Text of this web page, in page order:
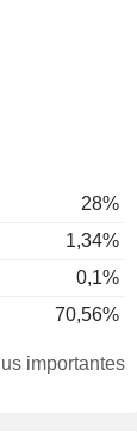
28%
1,34%
0,1%
70,56%
importantes